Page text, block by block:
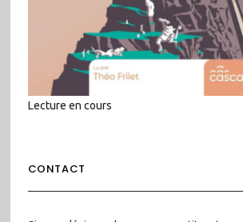
Lecture en cours
CONTACT